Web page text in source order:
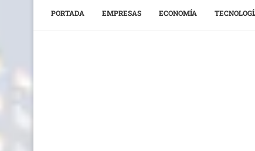
PORTADA EMPRESAS ECONOMÍA